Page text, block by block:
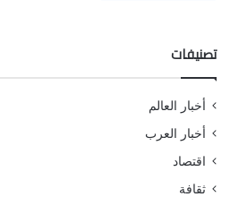
تصنيفات
أخبار العالم
أخبار العرب
اقتصاد
ثقافة